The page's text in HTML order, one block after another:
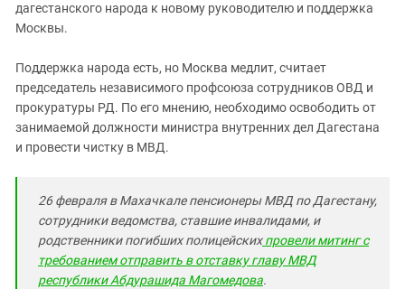
дагестанского народа к новому руководителю и поддержка
Москвы.
Поддержка народа есть, но Москва медлит, считает
председатель независимого профсоюза сотрудников ОВД и
прокуратуры РД. По его мнению, необходимо освободить от
занимаемой должности министра внутренних дел Дагестана
и провести чистку в МВД.
26 февраля в Махачкале пенсионеры МВД по Дагестану,
сотрудники ведомства, ставшие инвалидами, и
родственники погибших полицейскихпровели митинг с
требованиемотправить в отставку главу МВД
республики Абдурашида Магомедова.